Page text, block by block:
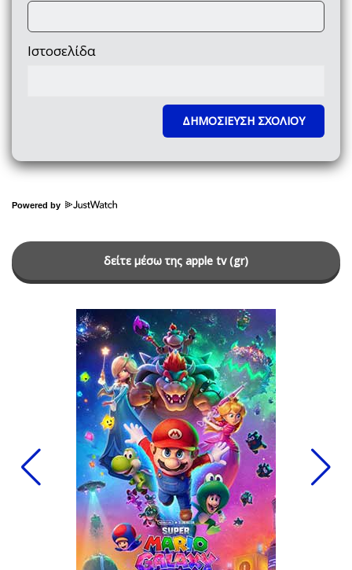
Ιστοσελίδα
Powered by
δείτε μέσω της apple tv (gr)